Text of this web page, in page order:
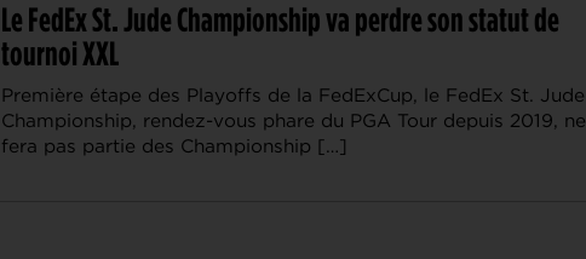
Le FedEx St. Jude Championship va perdre son statut de
tournoi XXL
Première étape des Playoffs de la FedExCup, le FedEx St. Jude
Championship, rendez-vous phare du PGA Tour depuis 2019, ne
fera pas partie des Championship […]